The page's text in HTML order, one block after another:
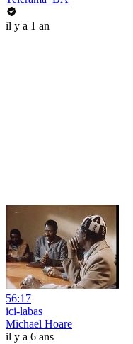
il y a 1 an
56:17
ici-labas
Michael Hoare
il y a 6 ans